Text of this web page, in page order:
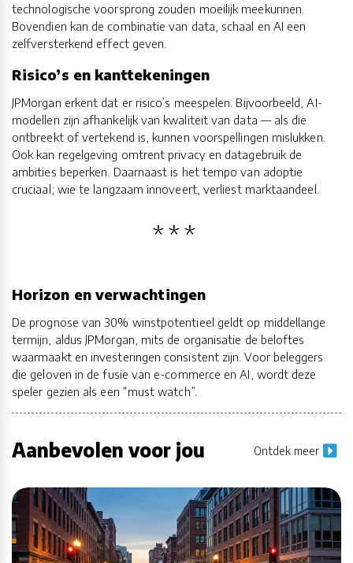
technologische voorsprong zouden moeilijk meekunnen.
Bovendien kan de combinatie van data, schaal en AI een
zelfversterkend effect geven.
Risico’s en kanttekeningen
JPMorgan erkent dat er risico’s meespelen. Bijvoorbeeld, AI-
modellen zijn afhankelijk van kwaliteit van data — als die
ontbreekt of vertekend is, kunnen voorspellingen mislukken.
Ook kan regelgeving omtrent privacy en datagebruik de
ambities beperken. Daarnaast is het tempo van adoptie
cruciaal; wie te langzaam innoveert, verliest marktaandeel.
Horizon en verwachtingen
De prognose van 30% winstpotentieel geldt op middellange
termijn, aldus JPMorgan, mits de organisatie de beloftes
waarmaakt en investeringen consistent zijn. Voor beleggers
die geloven in de fusie van e-commerce en AI, wordt deze
speler gezien als een “must watch”.
Aanbevolen voor jou Ontdek meer